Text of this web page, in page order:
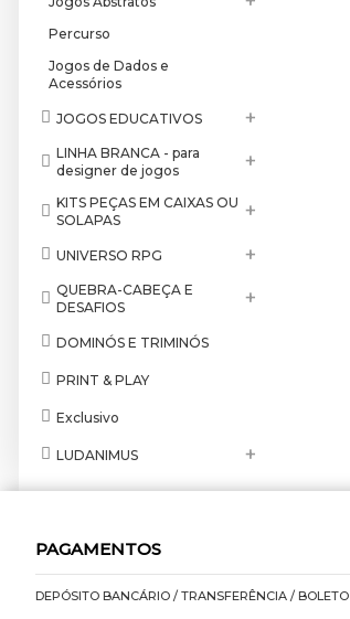
Percurso
Jogos de Dados e
Acessórios
JOGOS EDUCATIVOS +
LINHA BRANCA - para
designer de jogos
+
KITS PEÇAS EM CAIXAS OU
SOLAPAS
+
UNIVERSO RPG +
QUEBRA-CABEÇA E
DESAFIOS
+
DOMINÓS E TRIMINÓS
PRINT & PLAY
Exclusivo
LUDANIMUS +
PAGAMENTOS
DEPÓSITO BANCÁRIO / TRANSFERÊNCIA / BOLETO